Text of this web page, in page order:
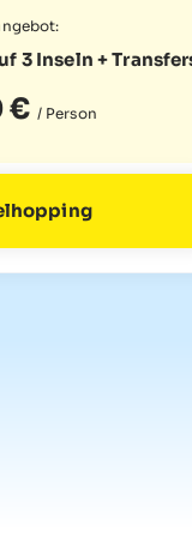
3 Inseln+
€ / Person